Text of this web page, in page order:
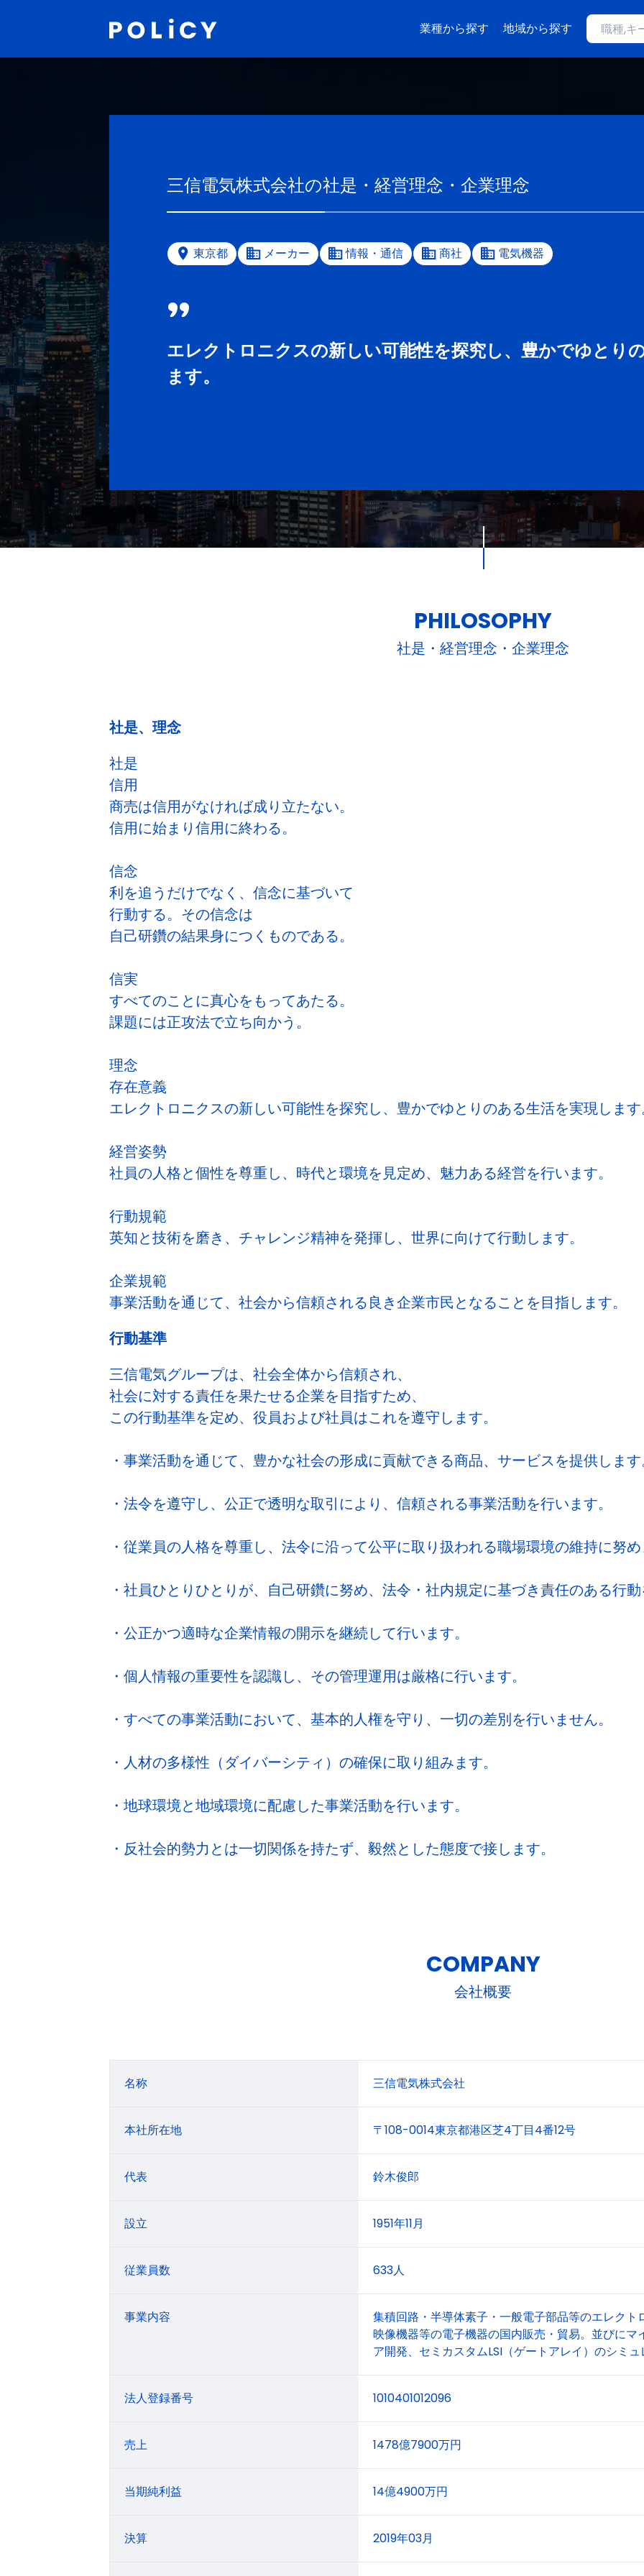
業種から探す 地域から探す
三信電気株式会社の社是・経営理念・企業理念
東京都 メーカー 情報・通信 商社 電気機器
エレクトロニクスの新しい可能性を探究し、豊かでゆとり
ます。
PHILOSOPHY
社是・経営理念・企業理念
社是、理念
社是
信用
商売は信用がなければ成り立たない。
信用に始まり信用に終わる。
信念
利を追うだけでなく、信念に基づいて
行動する。その信念は
自己研鑽の結果身につくものである。
信実
すべてのことに真心をもってあたる。
課題には正攻法で立ち向かう。
理念
存在意義
エレクトロニクスの新しい可能性を探究し、豊かでゆとりのある生活を実現します
経営姿勢
社員の人格と個性を尊重し、時代と環境を見定め、魅力ある経営を行います。
行動規範
英知と技術を磨き、チャレンジ精神を発揮し、世界に向けて行動します。
企業規範
事業活動を通じて、社会から信頼される良き企業市民となることを目指します。
行動基準
三信電気グループは、社会全体から信頼され、
社会に対する責任を果たせる企業を目指すため、
この行動基準を定め、役員および社員はこれを遵守します。
・事業活動を通じて、豊かな社会の形成に貢献できる商品、サービスを提供します
・法令を遵守し、公正で透明な取引により、信頼される事業活動を行います。
・従業員の人格を尊重し、法令に沿って公平に取り扱われる職場環境の維持に努め
・社員ひとりひとりが、自己研鑽に努め、法令・社内規定に基づき責任のある行動
・公正かつ適時な企業情報の開示を継続して行います。
・個人情報の重要性を認識し、その管理運用は厳格に行います。
・すべての事業活動において、基本的人権を守り、一切の差別を行いません。
・人材の多様性（ダイバーシティ）の確保に取り組みます。
・地球環境と地域環境に配慮した事業活動を行います。
・反社会的勢力とは一切関係を持たず、毅然とした態度で接します。
COMPANY
会社概要
名称 三信電気株式会社
本社所在地 〒108-0014東京都港区芝4丁目4番12号
代表 鈴木俊郎
設立 1951年11月
従業員数 633人
事業内容
集積回路・半導体素子・一般電子部品等のエレクト
映像機器等の電子機器の国内販売・貿易。並びに
ア開発、セミカスタムLSI（ゲートアレイ）のシミ
法人登録番号 1010401012096
売上 1478億7900万円
当期純利益 14億4900万円
決算 2019年03月